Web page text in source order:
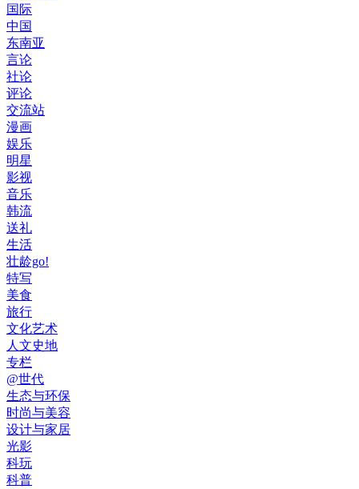
国际
中国
东南亚
言论
社论
评论
交流站
漫画
娱乐
明星
影视
音乐
韩流
送礼
生活
壮龄go!
特写
美食
旅行
文化艺术
人文史地
专栏
@世代
生态与环保
时尚与美容
设计与家居
光影
科玩
科普